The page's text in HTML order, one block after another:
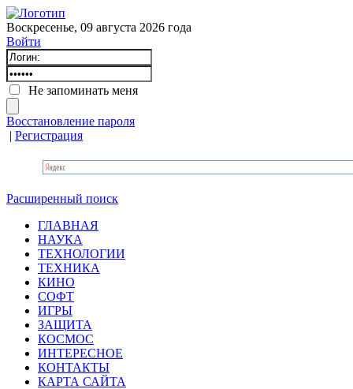
Воскресенье, 09 августа 2026 года
Войти
Не запоминать меня
Восстановление пароля
| Регистрация
Расширенный поиск
ГЛАВНАЯ
НАУКА
ТЕХНОЛОГИИ
ТЕХНИКА
КИНО
СОФТ
ИГРЫ
ЗАЩИТА
КОСМОС
ИНТЕРЕСНОЕ
КОНТАКТЫ
КАРТА САЙТА